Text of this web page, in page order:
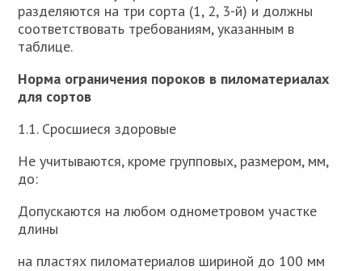
разделяются на три сорта (1, 2, 3-й) и должны
соответствовать требованиям, указанным в
таблице.
Норма ограничения пороков в пиломатериалах
для сортов
1.1. Сросшиеся здоровые
Не учитываются, кроме групповых, размером, мм,
до:
Допускаются на любом однометровом участке
длины
на пластях пиломатериалов шириной до 100 мм